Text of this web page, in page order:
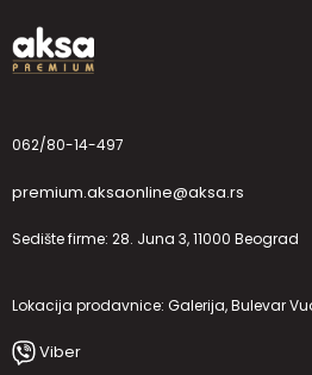
062/80-14-497
premium.aksaonline@aksa.rs
Sedište firme: 28. Juna 3, 11000 Beograd
Lokacija prodavnice: Galerija, Bulevar
Viber